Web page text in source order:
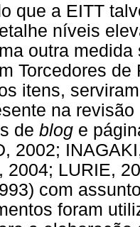
que a EITT
níveis
outra
Torcedores
itens,
na
de blog e
2002;
2004; LURIE,
com
foram